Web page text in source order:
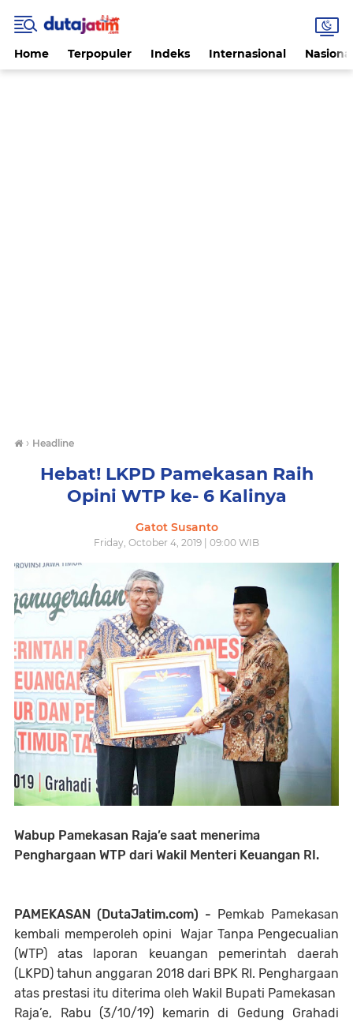
Home Terpopuler Indeks Internasional
› Headline
Hebat! LKPD Pamekasan Raih
Opini WTP ke- 6 Kalinya
Gatot Susanto
Friday, October 4, 2019 | 09:00 WIB
Wabup Pamekasan Raja’e saat menerima
Penghargaan WTP dari Wakil Menteri Keuangan RI.
PAMEKASAN (DutaJatim.com) - Pemkab Pamekasan
kembali memperoleh opini Wajar Tanpa Pengecualian
(WTP) atas laporan keuangan pemerintah daerah
(LKPD) tahun anggaran 2018 dari BPK RI. Penghargaan
atas prestasi itu diterima oleh Wakil Bupati Pamekasan
Raja’e, Rabu (3/10/19) kemarin di Gedung Grahadi